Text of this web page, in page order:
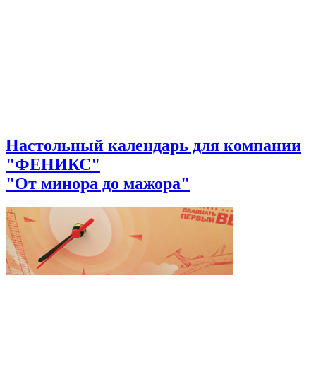
Настольный календарь для компании
"ФЕНИКС"
"От минора до мажора"